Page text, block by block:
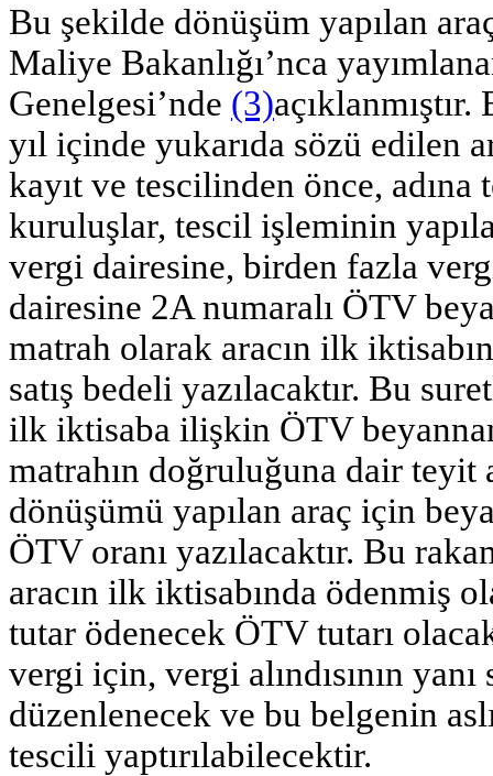
Bu şekilde dönüşüm yapılan
Maliye Bakanlığı’nca
Genelgesi’nde (3)
yıl içinde yukarıda sözü edilen
kayıt ve tescilinden önce,
kuruluşlar, tescil işleminin
vergi dairesine, birden fazla
dairesine 2A numaralı ÖTV
matrah olarak aracın ilk
satış bedeli yazılacaktır. Bu
ilk iktisaba ilişkin ÖTV
matrahın doğruluğuna dair teyit
dönüşümü yapılan araç için
ÖTV oranı yazılacaktır. Bu
aracın ilk iktisabında ödenmiş
tutar ödenecek ÖTV tutarı
vergi için, vergi alındısının yanı
düzenlenecek ve bu belgenin
tescili yaptırılabilecektir.